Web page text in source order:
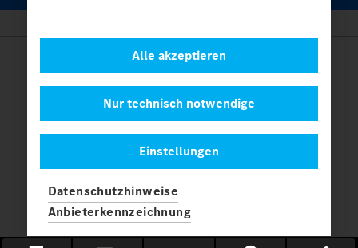
Einstellungen
Nur technisch notwendige
Alle akzeptieren
Datenschutzhinweise
Anbieterkennzeichnung
Anbieter
Kontakt
Datenschutz
Einstellungen
© 2026 Daimler Truck AG. Alle Rechte vorbehalten.
Mercedes-Benz sind Marken der